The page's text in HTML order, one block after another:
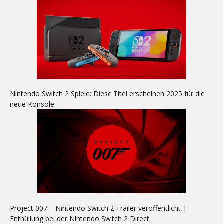
Nintendo Switch 2 Spiele: Diese Titel erscheinen 2025 für die
neue Konsole
Project 007 – Nintendo Switch 2 Trailer veröffentlicht |
Enthüllung bei der Nintendo Switch 2 Direct